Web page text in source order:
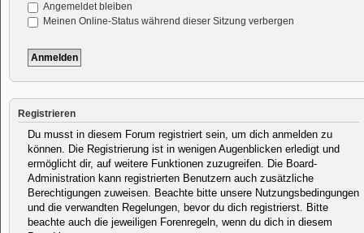
Angemeldet bleiben
Meinen Online-Status während dieser Sitzung verbergen
Registrieren
Du musst in diesem Forum registriert sein, um dich anmelden zu
können. Die Registrierung ist in wenigen Augenblicken erledigt und
ermöglicht dir, auf weitere Funktionen zuzugreifen. Die Board-
Administration kann registrierten Benutzern auch zusätzliche
Berechtigungen zuweisen. Beachte bitte unsere Nutzungsbedingungen
und die verwandten Regelungen, bevor du dich registrierst. Bitte
beachte auch die jeweiligen Forenregeln, wenn du dich in diesem